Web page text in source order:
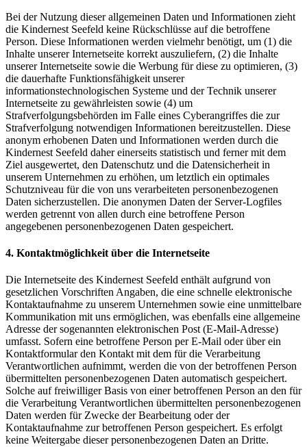
Bei der Nutzung dieser allgemeinen Daten und Informationen zieht
die Kindernest Seefeld keine Rückschlüsse auf die betroffene
Person. Diese Informationen werden vielmehr benötigt, um (1) die
Inhalte unserer Internetseite korrekt auszuliefern, (2) die Inhalte
unserer Internetseite sowie die Werbung für diese zu optimieren, (3)
die dauerhafte Funktionsfähigkeit unserer
informationstechnologischen Systeme und der Technik unserer
Internetseite zu gewährleisten sowie (4) um
Strafverfolgungsbehörden im Falle eines Cyberangriffes die zur
Strafverfolgung notwendigen Informationen bereitzustellen. Diese
anonym erhobenen Daten und Informationen werden durch die
Kindernest Seefeld daher einerseits statistisch und ferner mit dem
Ziel ausgewertet, den Datenschutz und die Datensicherheit in
unserem Unternehmen zu erhöhen, um letztlich ein optimales
Schutzniveau für die von uns verarbeiteten personenbezogenen
Daten sicherzustellen. Die anonymen Daten der Server-Logfiles
werden getrennt von allen durch eine betroffene Person
angegebenen personenbezogenen Daten gespeichert.
4. Kontaktmöglichkeit über die Internetseite
Die Internetseite des Kindernest Seefeld enthält aufgrund von
gesetzlichen Vorschriften Angaben, die eine schnelle elektronische
Kontaktaufnahme zu unserem Unternehmen sowie eine unmittelbare
Kommunikation mit uns ermöglichen, was ebenfalls eine allgemeine
Adresse der sogenannten elektronischen Post (E-Mail-Adresse)
umfasst. Sofern eine betroffene Person per E-Mail oder über ein
Kontaktformular den Kontakt mit dem für die Verarbeitung
Verantwortlichen aufnimmt, werden die von der betroffenen Person
übermittelten personenbezogenen Daten automatisch gespeichert.
Solche auf freiwilliger Basis von einer betroffenen Person an den für
die Verarbeitung Verantwortlichen übermittelten personenbezogenen
Daten werden für Zwecke der Bearbeitung oder der
Kontaktaufnahme zur betroffenen Person gespeichert. Es erfolgt
keine Weitergabe dieser personenbezogenen Daten an Dritte.